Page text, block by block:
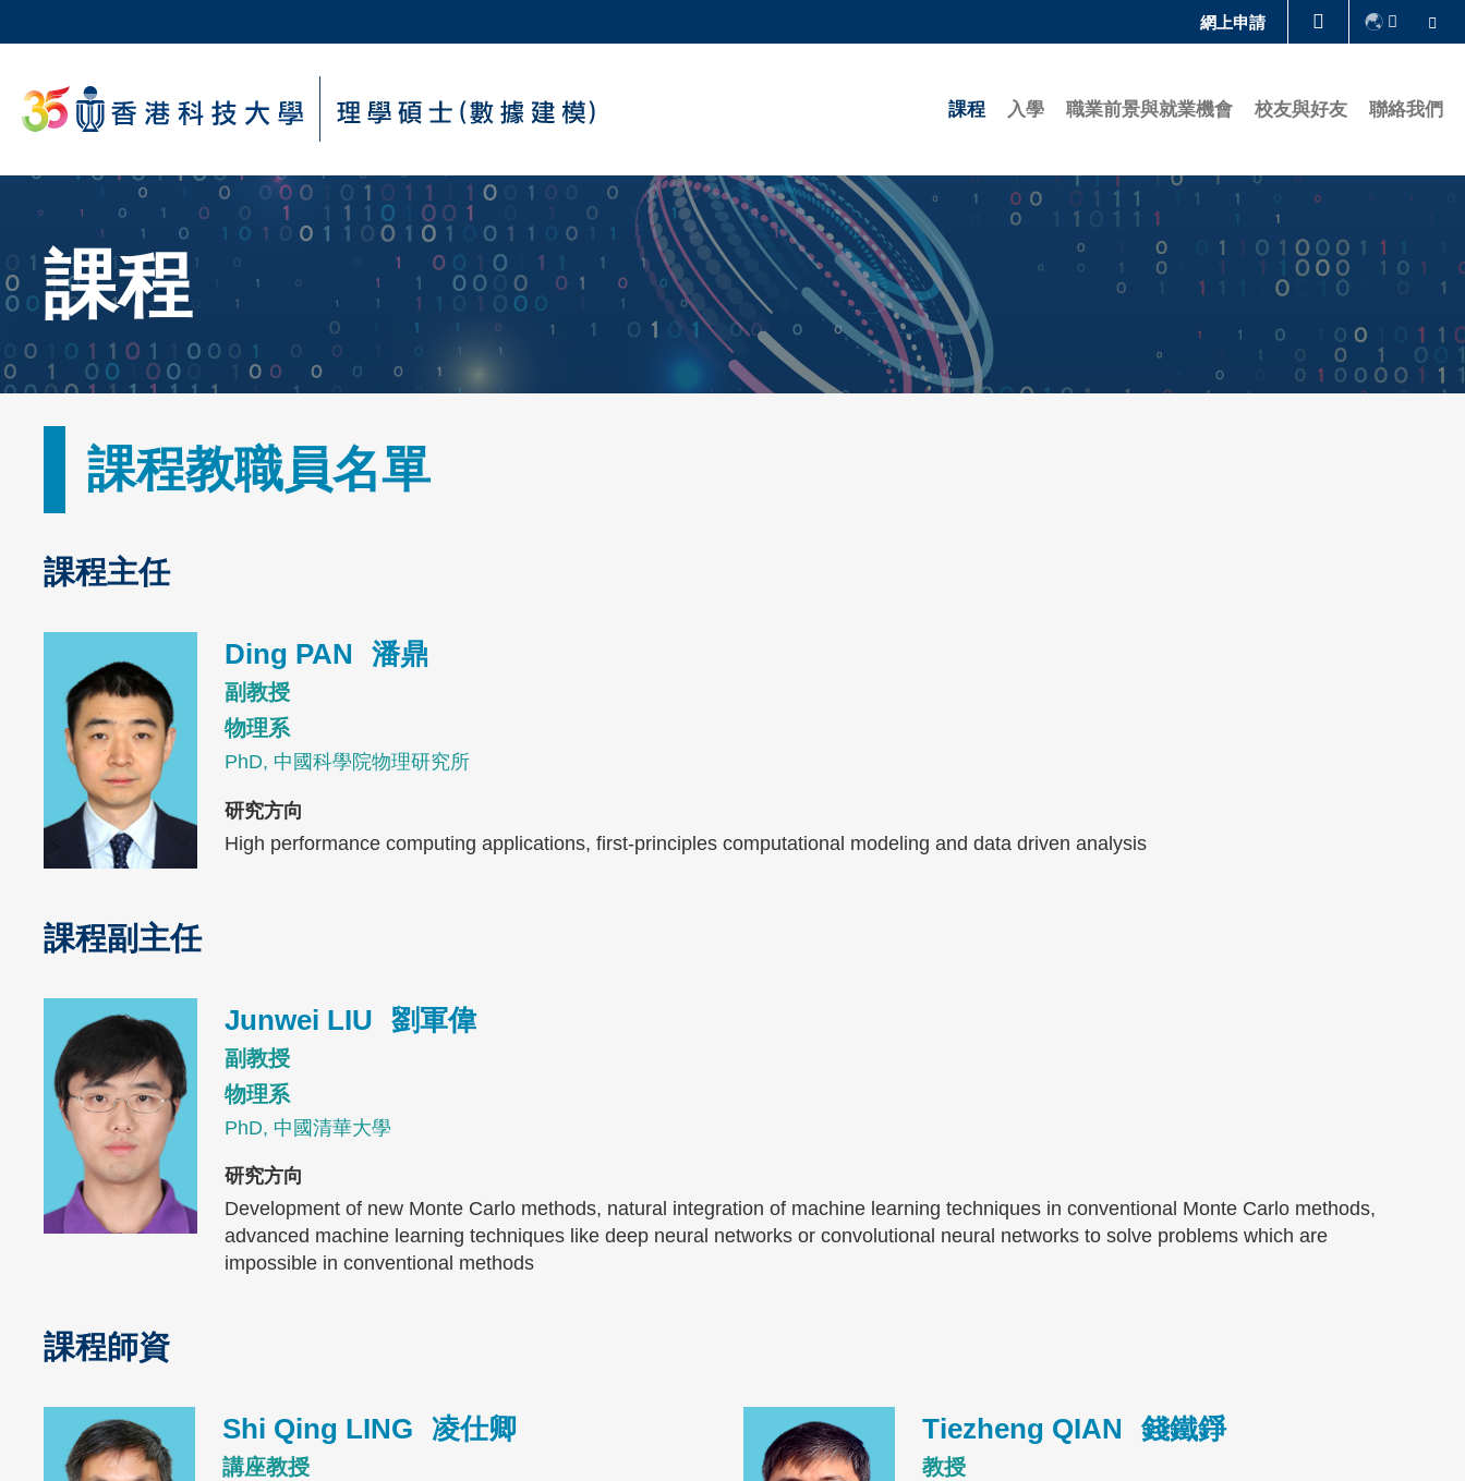
to
content
網上申請
課程 入學 職業前景與就業機會 校友與好友 聯絡我們
Text
Area
課程
課程教職員名單
Text
課程主任
Ding PAN 潘鼎
副教授
物理系
PhD, 中國科學院物理研究所
研究方向
High performance computing applications, first-principles computational modeling and data driven analysis
Text
課程副主任
Junwei LIU 劉軍偉
副教授
物理系
PhD, 中國清華大學
研究方向
Development of new Monte Carlo methods, natural integration of machine learning techniques in conventional Monte Carlo methods,
advanced machine learning techniques like deep neural networks or convolutional neural networks to solve problems which are
impossible in conventional methods
Text
課程師資
Image Shi Qing LING 凌仕卿
講座教授
Image Tiezheng QIAN 錢鐵錚
教授